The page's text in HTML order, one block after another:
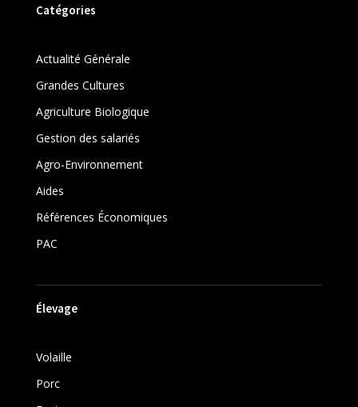
Catégories
Actualité Générale
Grandes Cultures
Agriculture Biologique
Gestion des salariés
Agro-Environnement
Aides
Références Économiques
PAC
Élevage
Volaille
Porc